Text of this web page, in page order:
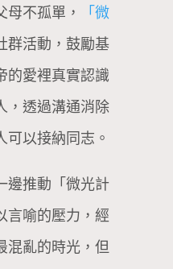
母不孤單，
「微
群活動，鼓勵基
的愛裡真實認識
，透過溝通消除
可以接納同志。
邊推動「微光計
言喻的壓力，經
混亂的時光，但